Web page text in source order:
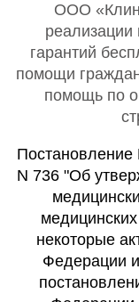
ООО
реализации
гарантий
помощи
помощь по
Постановление
N 736 "Об
некоторые
Федерации